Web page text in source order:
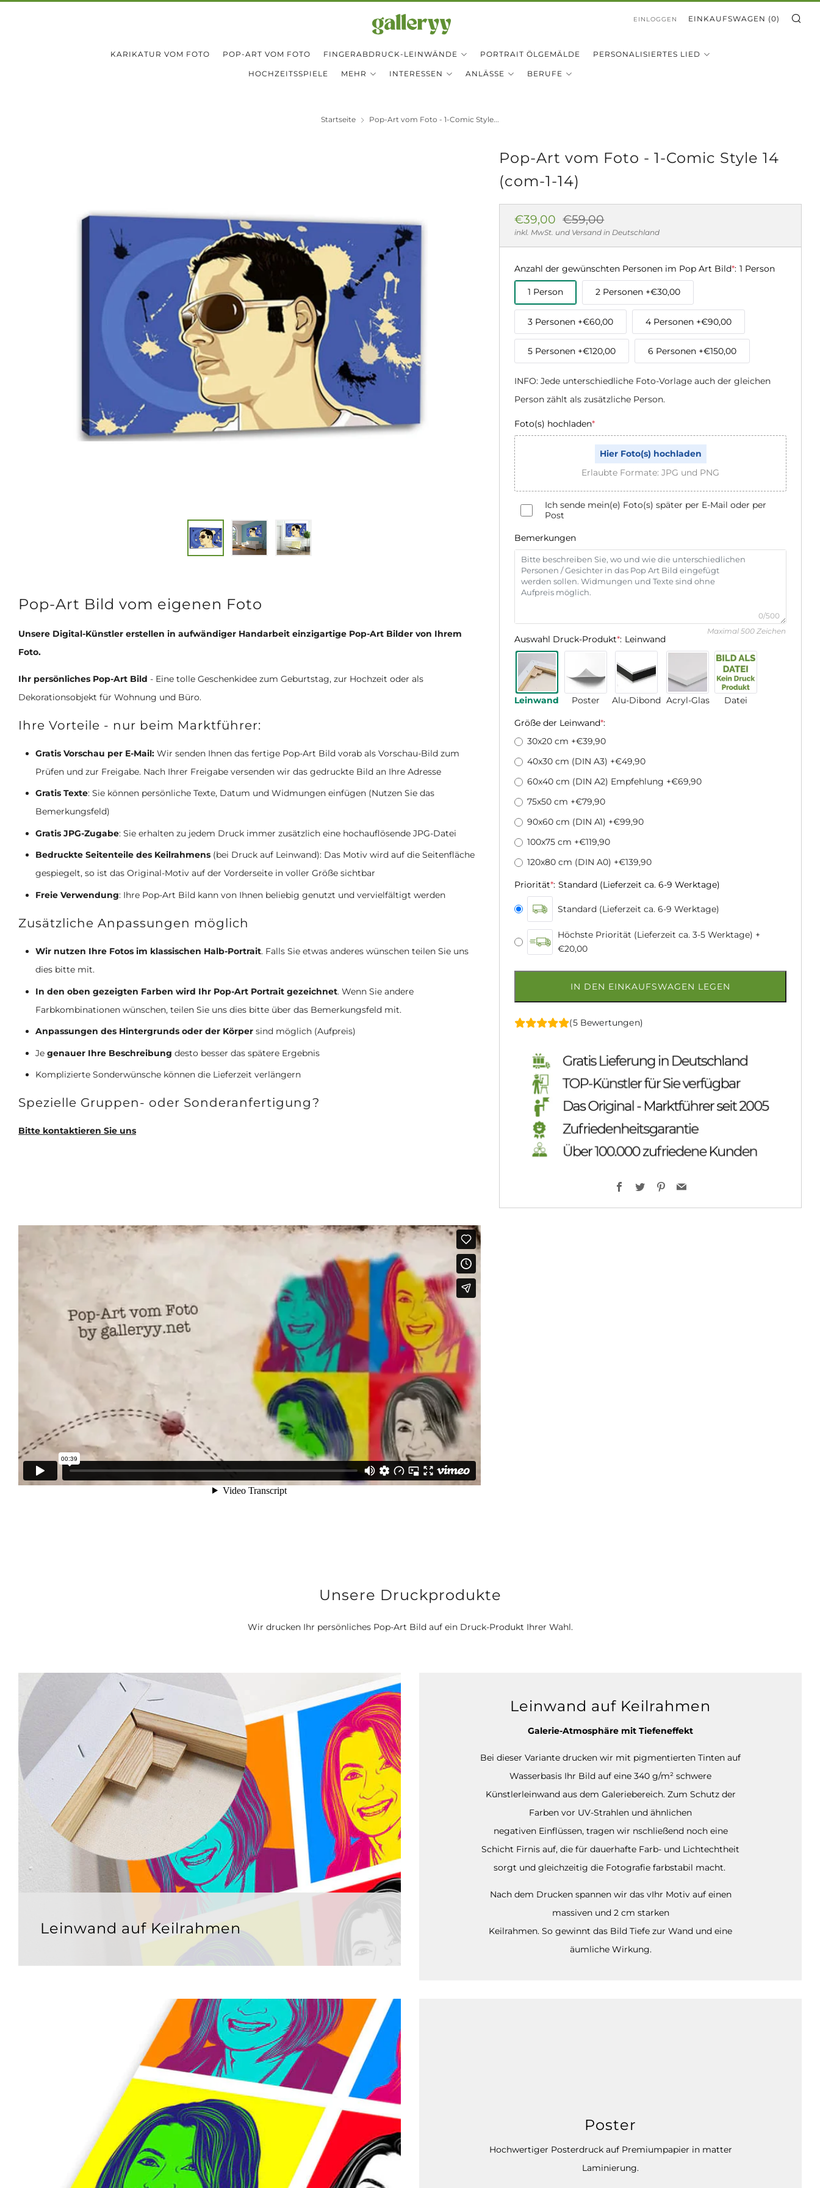
KARIKATUR VOM FOTO POP-ART VOM FOTO FINGERABDRUCK-LEINWÄNDE PORTRAIT ÖLGEMÄLDE PERSONALISIERTES LIED
HOCHZEITSSPIELE MEHR INTERESSEN ANLÄSSE BERUFE
EINLOGGEN EINKAUFSWAGEN (0)
Startseite Pop-Art vom Foto - 1-Comic Style...
Pop-Art vom Foto - 1-Comic Style 14
(com-1-14)
Normaler
Preis
€39,00 Sonderpreis
€59,00
inkl. MwSt. und Versand in Deutschland
Anzahl der gewünschten Personen im Pop Art Bild*: 1 Person
1 Person 2 Personen+€30,00
3 Personen +€60,00 4 Personen+€90,00
5 Personen +€120,00 6 Personen+€150,00
INFO: Jede unterschiedliche Foto-Vorlage auch der gleichen
Person zählt als zusätzliche Person.
Foto(s) hochladen*
Hier Foto(s) hochladen
Erlaubte Formate: JPG und PNG
Ich sende mein(e) Foto(s) später per E-Mail oder per
Post
Bemerkungen
0/500
Maximal 500 Zeichen
Auswahl Druck-Produkt*: Leinwand
Leinwand Poster Alu-Dibond Acryl-Glas Datei
Größe der Leinwand*:
30x20 cm +€39,90
40x30 cm (DIN A3) +€49,90
60x40 cm (DIN A2) Empfehlung +€69,90
75x50 cm +€79,90
90x60 cm (DIN A1) +€99,90
100x75 cm +€119,90
120x80 cm (DIN A0) +€139,90
Priorität*: Standard (Lieferzeit ca. 6-9 Werktage)
Standard (Lieferzeit ca. 6-9 Werktage)
Höchste Priorität (Lieferzeit ca. 3-5 Werktage) +
€20,00
IN DEN EINKAUFSWAGEN LEGEN
(5 Bewertungen)
Facebook
TwitterPinterest
Pop-Art Bild vom eigenen Foto
Unsere Digital-Künstler erstellen in aufwändiger Handarbeit einzigartige Pop-Art Bilder von Ihrem
Foto.
Ihr persönliches Pop-Art Bild - Eine tolle Geschenkidee zum Geburtstag, zur Hochzeit oder als
Dekorationsobjekt für Wohnung und Büro.
Ihre Vorteile - nur beim Marktführer:
Gratis Vorschau per E-Mail:Wir senden Ihnen das fertige Pop-Art Bild vorab als Vorschau-Bild zum
Prüfen und zur Freigabe. Nach Ihrer Freigabe versenden wir das gedruckte Bild an Ihre Adresse
Gratis Texte: Sie können persönliche Texte, Datum und Widmungen einfügen (Nutzen Sie das
Bemerkungsfeld)
Gratis JPG-Zugabe: Sie erhalten zu jedem Druck immer zusätzlich eine hochauflösende JPG-Datei
Bedruckte Seitenteile des Keilrahmens (bei Druck auf Leinwand): Das Motiv wird auf die Seitenfläche
gespiegelt, so ist das Original-Motiv auf der Vorderseite in voller Größe sichtbar
Freie Verwendung: Ihre Pop-Art Bild kann von Ihnen beliebig genutzt und vervielfältigt werden
Zusätzliche Anpassungen möglich
Wir nutzen Ihre Fotos im klassischen Halb-Portrait. Falls Sie etwas anderes wünschen teilen Sie uns
dies bitte mit.
In den oben gezeigten Farben wird Ihr Pop-Art Portrait gezeichnet. Wenn Sie andere
Farbkombinationen wünschen, teilen Sie uns dies bitte über das Bemerkungsfeld mit.
Anpassungen des Hintergrunds oder der Körper sind möglich (Aufpreis)
Jegenauer Ihre Beschreibung desto besser das spätere Ergebnis
Komplizierte Sonderwünsche können die Lieferzeit verlängern
Spezielle Gruppen- oder Sonderanfertigung?
Bitte kontaktieren Sie uns
Unsere Druckprodukte
Wir drucken Ihr persönliches Pop-Art Bild auf ein Druck-Produkt Ihrer Wahl.
Leinwand auf Keilrahmen
Leinwand auf Keilrahmen
Galerie-Atmosphäre mit Tiefeneffekt
Bei dieser Variante drucken wir mit pigmentierten Tinten auf
Wasserbasis Ihr Bild auf eine 340 g/m² schwere
Künstlerleinwand aus dem Galeriebereich. Zum Schutz der
Farben vor UV-Strahlen und ähnlichen
negativen Einflüssen, tragen wir nschließend noch eine
Schicht Firnis auf, die für dauerhafte Farb- und Lichtechtheit
sorgt und gleichzeitig die Fotografie farbstabil macht.
Nach dem Drucken spannen wir das vIhr Motiv auf einen
massiven und 2 cm starken
Keilrahmen. So gewinnt das Bild Tiefe zur Wand und eine
äumliche Wirkung.
Poster
Hochwertiger Posterdruck auf Premiumpapier in matter
Laminierung.